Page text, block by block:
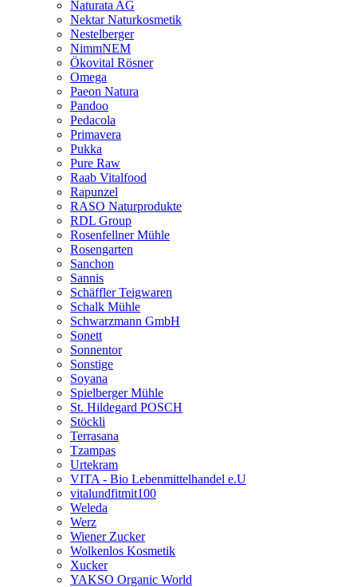
Naturata AG
Nektar Naturkosmetik
Nestelberger
NimmNEM
Ökovital Rösner
Omega
Paeon Natura
Pandoo
Pedacola
Primavera
Pukka
Pure Raw
Raab Vitalfood
Rapunzel
RASO Naturprodukte
RDL Group
Rosenfellner Mühle
Rosengarten
Sanchon
Sannis
Schäffler Teigwaren
Schalk Mühle
Schwarzmann GmbH
Sonett
Sonnentor
Sonstige
Soyana
Spielberger Mühle
St. Hildegard POSCH
Stöckli
Terrasana
Tzampas
Urtekram
VITA - Bio Lebenmittelhandel e.U
vitalundfitmit100
Weleda
Werz
Wiener Zucker
Wolkenlos Kosmetik
Xucker
YAKSO Organic World